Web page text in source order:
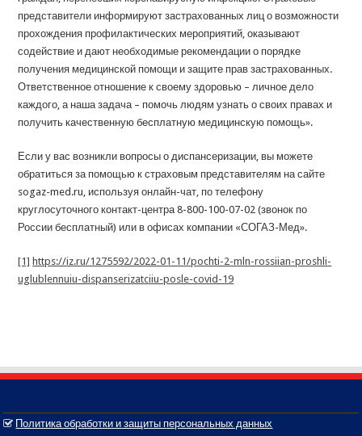
представители информируют застрахованных лиц о возможности
прохождения профилактических мероприятий, оказывают
содействие и дают необходимые рекомендации о порядке
получения медицинской помощи и защите прав застрахованных.
Ответственное отношение к своему здоровью – личное дело
каждого, а наша задача – помочь людям узнать о своих правах и
получить качественную бесплатную медицинскую помощь».
Если у вас возникли вопросы о диспансеризации, вы можете
обратиться за помощью к страховым представителям на сайте
sogaz-med.ru, используя онлайн-чат, по телефону
круглосуточного контакт-центра 8-800-100-07-02 (звонок по
России бесплатный) или в офисах компании «СОГАЗ-Мед».
[1] https://iz.ru/1275592/2022-01-11/pochti-2-mln-rossiian-proshli-
uglublennuiu-dispanserizatciiu-posle-covid-19
Политика обработки и защиты персональных данных